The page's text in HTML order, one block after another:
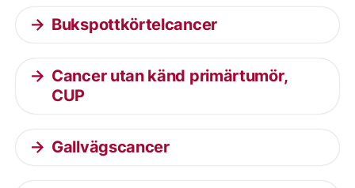
Bukspottkörtelcancer
Cancer utan känd primärtumör,
CUP
Gallvägscancer